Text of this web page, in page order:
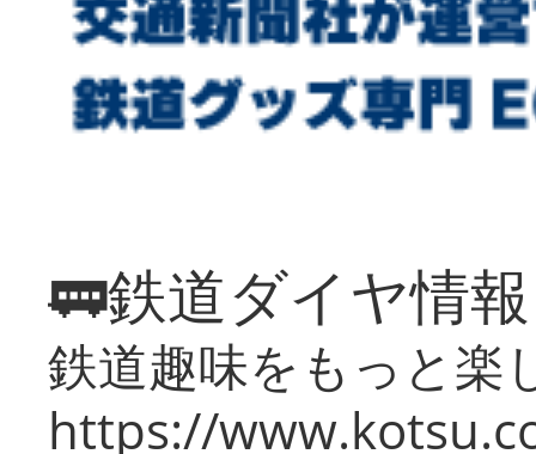
🚃鉄道ダイヤ情
鉄道趣味をもっと楽
https://